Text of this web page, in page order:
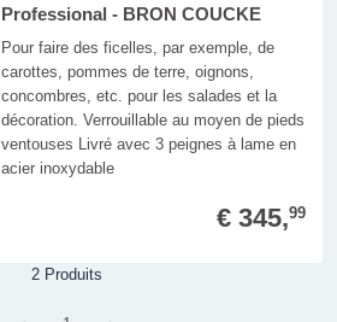
Professional - BRON COUCKE
Pour faire des ficelles, par exemple, de
carottes, pommes de terre, oignons,
concombres, etc. pour les salades et la
décoration. Verrouillable au moyen de pieds
ventouses Livré avec 3 peignes à lame en
acier inoxydable
€ 345,99
2 Produits